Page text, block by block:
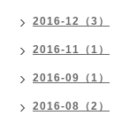
2016-12（3）
2016-11（1）
2016-09（1）
2016-08（2）